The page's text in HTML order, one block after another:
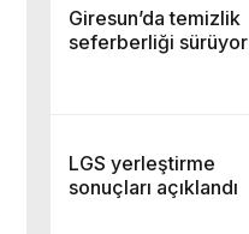
Giresun’da temizlik
seferberliği sürüyor
LGS yerleştirme
sonuçları açıklandı